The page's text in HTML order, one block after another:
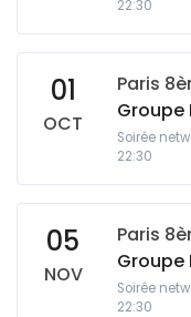
22:30
01
OCT
Paris
Groupe
Soirée
22:30
05
NOV
Paris
Groupe
Soirée
22:30